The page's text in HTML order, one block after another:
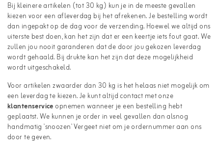
Bij kleinere artikelen (tot 30 kg) kun je in de meeste gevallen
kiezen voor een afleverdag bij het afrekenen. Je bestelling wordt
dan ingepakt op de dag voor de verzending. Hoewel we altijd ons
uiterste best doen, kan het zijn dat er een keertje iets fout gaat. We
zullen jou nooit garanderen dat de door jou gekozen leverdag
wordt gehaald. Bij drukte kan het zijn dat deze mogelijkheid
wordt uitgeschakeld.
Voor artikelen zwaarder dan 30 kg is het helaas niet mogelijk om
een leverdag te kiezen. Je kunt altijd contact met onze
klantenserviceopnemen wanneer je een bestelling hebt
geplaatst. We kunnen je order in veel gevallen dan alsnog
handmatig 'snoozen' Vergeet niet om je ordernummer aan ons
door te geven.